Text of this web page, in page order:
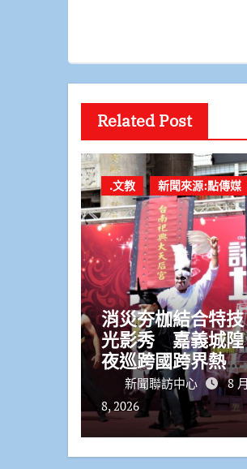
Related Post
.文教 新聞來源:點傳媒
消災夯枷結合特技
光影秀 嘉義城隍
夜巡跨國跨界熱鬧
登場新聞聯訪中心
8
8, 2026